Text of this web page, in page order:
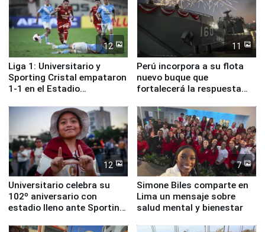
12
Liga 1: Universitario y
Sporting Cristal empataron
1-1 en el Estadio
11
Perú incorpora a su flota
nuevo buque que
fortalecerá la respuesta
12
Universitario celebra su
102º aniversario con
estadio lleno ante Sporting
7
Simone Biles comparte en
Lima un mensaje sobre
salud mental y bienestar